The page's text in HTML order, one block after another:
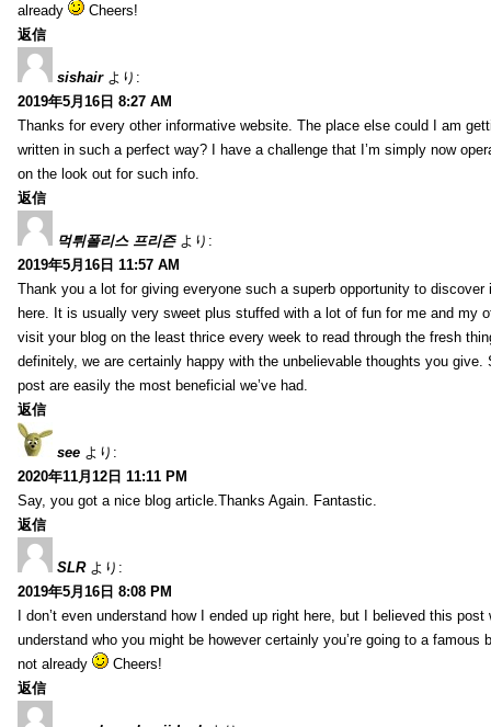
already
Cheers!
返信
sishair より:
2019年5月16日 8:27 AM
Thanks for every other informative website. The place else could I am
written in such a perfect way? I have a challenge that I’m simply now
on the look out for such info.
返信
먹튀폴리스 프리즌 より:
2019年5月16日 11:57 AM
Thank you a lot for giving everyone such a superb opportunity to discover
here. It is usually very sweet plus stuffed with a lot of fun for me and my
visit your blog on the least thrice every week to read through the fresh
definitely, we are certainly happy with the unbelievable thoughts you
post are easily the most beneficial we’ve had.
返信
see より:
2020年11月12日 11:11 PM
Say, you got a nice blog article.Thanks Again. Fantastic.
返信
SLR より:
2019年5月16日 8:08 PM
I don’t even understand how I ended up right here, but I believed this post
understand who you might be however certainly you’re going to a famous
not already
Cheers!
返信